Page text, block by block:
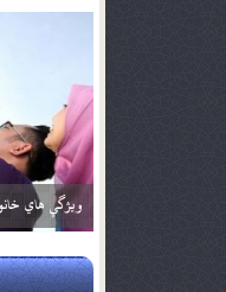
قرباني بي گناه
29 اسفند 03